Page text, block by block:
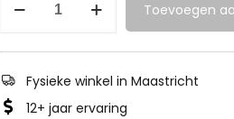
Toevoegen
Fysieke winkel in Maastricht
12+ jaar ervaring